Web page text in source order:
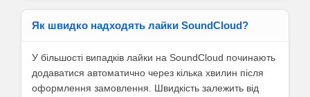
Як швидко надходять лайки SoundCloud?
У більшості випадків лайки на SoundCloud починають
додаватися автоматично через кілька хвилин після
оформлення замовлення. Швидкість залежить від